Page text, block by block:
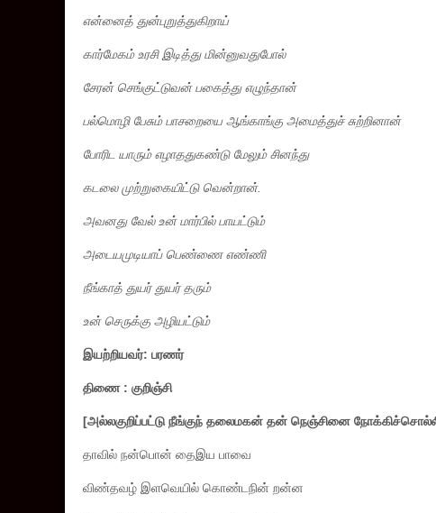
என்னைத் துன்புறுத்துகிறாய்
கார்மேகம் உரசி இடித்து மின்னுவதுபோல்
சேரன் செங்குட்டுவன் பகைத்து எழுந்தான்
பல்மொழி பேசும் பாசறையை ஆங்காங்கு அமைத்துச் சுற்றினான்
போரிட யாரும் எழாததுகண்டு மேலும் சினந்து
கடலை முற்றுகையிட்டு வென்றான்.
அவனது வேல் உன் மார்பில் பாயட்டும்
அடையமுடியாப் பெண்ணை எண்ணி
நீங்காத் துயர் துயர் தரும்
உன் செருக்கு அழியட்டும்
இயற்றியவர்: பரணர்
திணை : குறிஞ்சி
[அல்லகுறிப்பட்டு நீங்குந் தலைமகன் தன் நெஞ்சினை
தாவில் நன்பொன் தைஇய பாவை
விண்தவழ் இளவெயில் கொண்டநின் றன்ன